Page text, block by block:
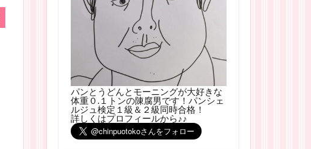
パンとうどんとモーニングが大好きな
体重０.１トンの陳腐男です！パンシェ
ルジュ検定１級＆２級同時合格！
詳しくはプロフィールから♪♪